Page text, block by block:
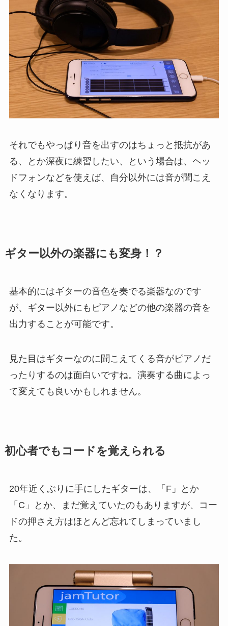
それでもやっぱり音を出すのはちょっと抵抗があ
る、とか深夜に練習したい、という場合は、ヘッ
ドフォンなどを使えば、自分以外には音が聞こえ
なくなります。
ギター以外の楽器にも変身！？
基本的にはギターの音色を奏でる楽器なのです
が、ギター以外にもピアノなどの他の楽器の音を
出力することが可能です。
見た目はギターなのに聞こえてくる音がピアノだ
ったりするのは面白いですね。演奏する曲によっ
て変えても良いかもしれません。
初心者でもコードを覚えられる
20年近くぶりに手にしたギターは、「F」とか
「C」とか、まだ覚えていたのもありますが、コー
ドの押さえ方はほとんど忘れてしまっていまし
た。